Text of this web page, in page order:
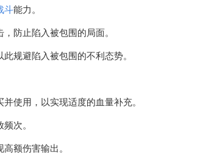
斗能力。
防止陷入被包围的局面。
规避陷入被包围的不利态势。
使用，以实现适度的血量补充。
次。
额伤害输出。